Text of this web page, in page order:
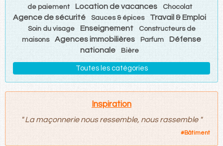
de paiement
Location de vacances Chocolat
Agence de sécurité Sauces & épices Travail & Emploi
Soin du visage Enseignement
Constructeurs de
maisons
Agences immobilières Parfum
Défense
nationale
Bière
Toutes les catégories
Inspiration
" La maçonnerie nous ressemble, nous rassemble "
#Bâtiment